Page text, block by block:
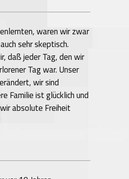
waren wir zwar
sehr skeptisch.
daß jeder Tag, den wir
Tag war. Unser
wir sind
Familie ist glücklich und
absolute Freiheit